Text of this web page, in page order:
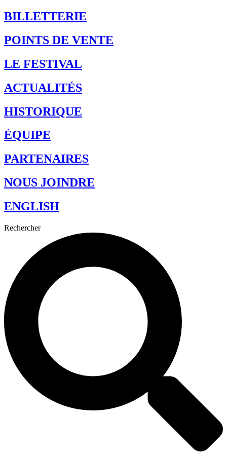
BILLETTERIE
POINTS DE VENTE
LE FESTIVAL
ACTUALITÉS
HISTORIQUE
ÉQUIPE
PARTENAIRES
NOUS JOINDRE
ENGLISH
Rechercher